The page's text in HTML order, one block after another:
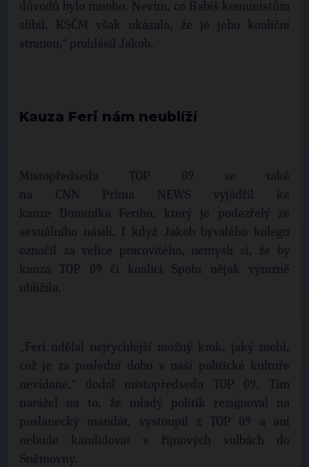
důvodů bylo mnoho. Nevím, co Babiš komunistům
slíbil. KSČM však ukázala, že je jeho koaliční
stranou,“ prohlásil Jakob.
Kauza Feri nám neublíží
Místopředseda TOP 09 se také
na CNN Prima NEWS vyjádřil ke
kauze Dominika Feriho, který je podezřelý ze
sexuálního násilí. I když Jakob bývalého kolegu
označil za velice pracovitého, nemyslí si, že by
kauza TOP 09 či koalici Spolu nějak výrazně
ublížila.
„Feri udělal nejrychlejší možný krok, jaký mohl,
což je za poslední dobu v naší politické kultuře
nevídané,“ dodal místopředseda TOP 09. Tím
narážel na to, že mladý politik rezignoval na
poslanecký mandát, vystoupil z TOP 09 a ani
nebude kandidovat v říjnových volbách do
Sněmovny.